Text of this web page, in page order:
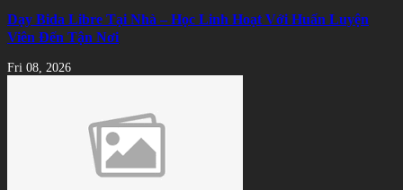
Dạy Bida Libre Tại Nhà – Học Linh Hoạt Với Huấn Luyện
Viên Đến Tận Nơi
Fri 08, 2026